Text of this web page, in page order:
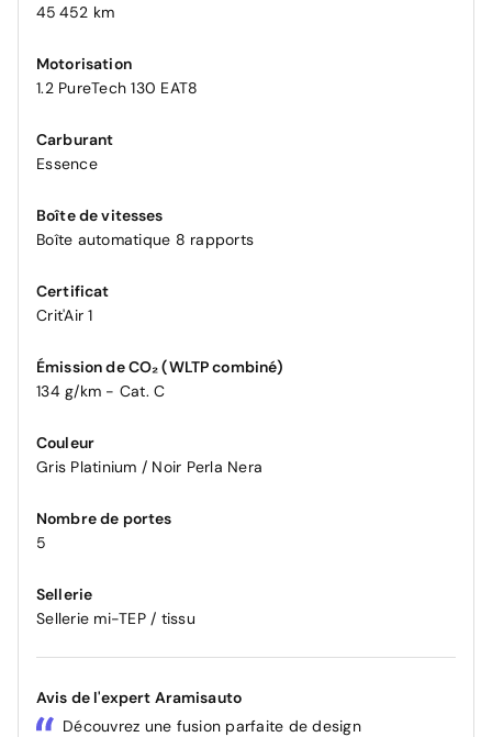
45 452 km
Motorisation
1.2 PureTech 130 EAT8
Carburant
Essence
Boîte de vitesses
Boîte automatique 8 rapports
Certificat
Crit'Air 1
Émission de CO₂ (WLTP combiné)
134 g/km - Cat. C
Couleur
Gris Platinium / Noir Perla Nera
Nombre de portes
5
Sellerie
Sellerie mi-TEP / tissu
Avis de l'expert Aramisauto
Découvrez une fusion parfaite de design